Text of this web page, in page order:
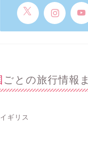
国ごとの旅行情報
イギリス